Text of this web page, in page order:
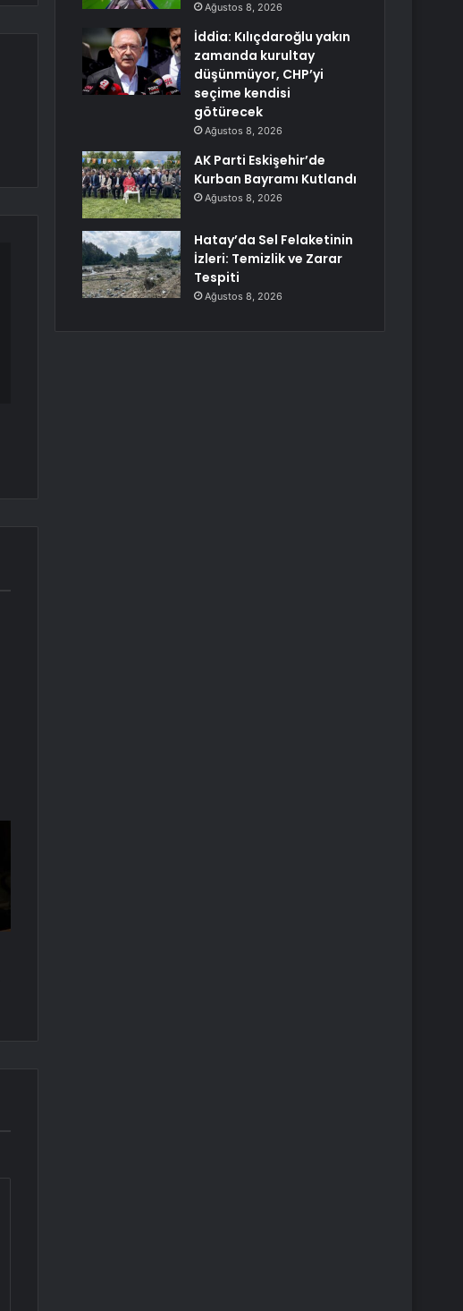
Ağustos 8, 2026
İddia: Kılıçdaroğlu yakın
zamanda kurultay
düşünmüyor, CHP’yi
seçime kendisi
götürecek
Ağustos 8, 2026
AK Parti Eskişehir’de
Kurban Bayramı Kutlandı
Ağustos 8, 2026
Hatay’da Sel Felaketinin
İzleri: Temizlik ve Zarar
Tespiti
Ağustos 8, 2026